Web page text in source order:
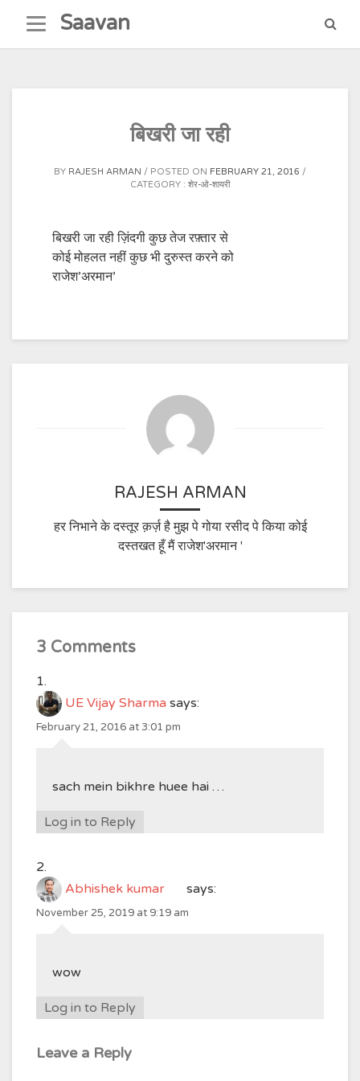
content
Saavan
बिखरी जा रही
BY RAJESH ARMAN POSTED ON FEBRUARY 21, 2016
CATEGORY : शेर-ओ-शायरी
बिखरी जा रही ज़िंदगी कुछ तेज रफ़्तार से
कोई मोहलत नहीं कुछ भी दुरुस्त करने को
राजेश’अरमान’
RAJESH ARMAN
हर निभाने के दस्तूर क़र्ज़ है मुझ पे गोया रसीद पे किया कोई
दस्तखत हूँ मैं राजेश'अरमान '
3 Comments
UE Vijay Sharma says:
February 21, 2016 at 3:01 pm
sach mein bikhre huee hai …
Log in to Reply
Abhishek kumar says:
November 25, 2019 at 9:19 am
wow
Log in to Reply
Leave a Reply